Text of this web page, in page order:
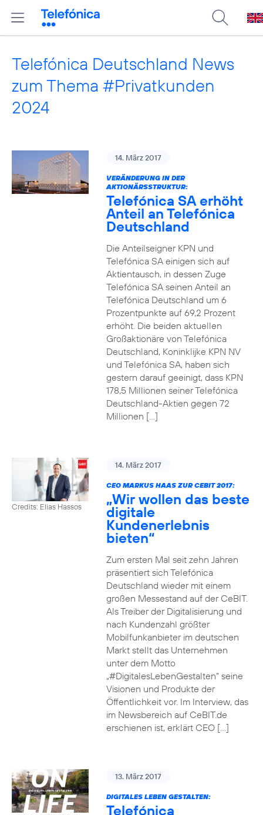
Telefónica Deutschland News
zum Thema #Privatkunden
2024
14. März 2017
VERÄNDERUNG IN DER
AKTIONÄRSSTRUKTUR:
Telefónica SA erhöht
Anteil an Telefónica
Deutschland
Die Anteilseigner KPN und
Telefónica SA einigen sich auf
Aktientausch, in dessen Zuge
Telefónica SA seinen Anteil an
Telefónica Deutschland um 6
Prozentpunkte auf 69,2 Prozent
erhöht. Die beiden aktuellen
Großaktionäre von Telefónica
Deutschland, Koninklijke KPN NV
und Telefónica SA, haben sich
gestern darauf geeinigt, dass KPN
178,5 Millionen seiner Telefónica
Deutschland-Aktien gegen 72
Millionen […]
Credits: Elias Hassos
14. März 2017
CEO MARKUS HAAS ZUR CEBIT 2017:
„Wir wollen das beste
digitale
Kundenerlebnis
bieten“
Zum ersten Mal seit zehn Jahren
präsentiert sich Telefónica
Deutschland wieder mit einem
großen Messestand auf der CeBIT.
Als Treiber der Digitalisierung und
nach Kundenzahl größter
Mobilfunkanbieter im deutschen
Markt stellt das Unternehmen
unter dem Motto
„#DigitalesLebenGestalten“ seine
Visionen und Produkte der
Öffentlichkeit vor. Im Interview, das
im Newsbereich auf CeBIT.de
erschienen ist, erklärt CEO […]
13. März 2017
DIGITALES LEBEN GESTALTEN:
Telefónica